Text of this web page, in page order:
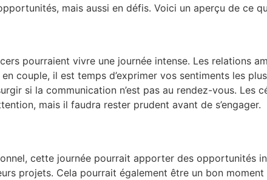
mais aussi en défis. Voici un aperçu de ce
pourraient vivre une journée intense. Les relations
couple, il est temps d’exprimer vos sentiments les
si la communication n’est pas au rendez-vous.
mais il faudra rester prudent avant de s’engager.
cette journée pourrait apporter des opportunités
projets. Cela pourrait également être un bon